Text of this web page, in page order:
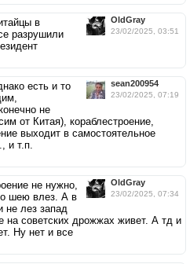
OldGray
23/02/2025, 03:51
в
разрушили
sean200954
23/02/2025, 07:19
есть и то
не
от Китая), кораблестроение,
выходит в самостоятельное
и т.п.
OldGray
23/02/2025, 07:34
не нужно,
шею влез. А в
не лез запад
на советских дрожжах живет. А тд и
Ну нет и все